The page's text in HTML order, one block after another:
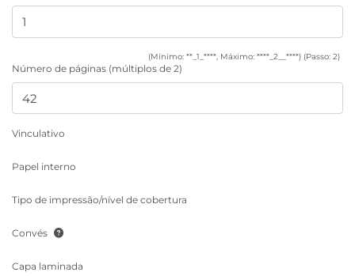
(Mínimo: **_1_****, Máximo: ****_2__****) (Passo: 2)
Número de páginas (múltiplos de 2)
Vinculativo
Papel interno
Tipo de impressão/nível de cobertura
Convés
Capa laminada